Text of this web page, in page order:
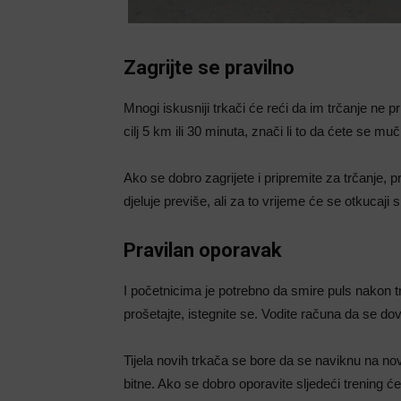
Zagrijte se pravilno
Mnogi iskusniji trkači će reći da im trčanje ne
cilj 5 km ili 30 minuta, znači li to da ćete se
Ako se dobro zagrijete i pripremite za trčanje,
djeluje previše, ali za to vrijeme će se otkucaji
Pravilan oporavak
I početnicima je potrebno da smire puls nakon
prošetajte, istegnite se. Vodite računa da se
Tijela novih trkača se bore da se naviknu na
bitne. Ako se dobro oporavite sljedeći trening